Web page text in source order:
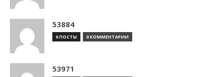
53884
0 ПОСТЫ 0 КОММЕНТАРИИ
53971